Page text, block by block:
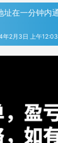
址在一分钟内
年2月3日 上午12:03